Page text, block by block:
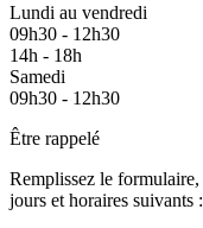
Lundi au vendredi
09h30 - 12h30
14h - 18h
Samedi
09h30 - 12h30
Être rappelé
Remplissez le formulaire,
jours et horaires suivants :